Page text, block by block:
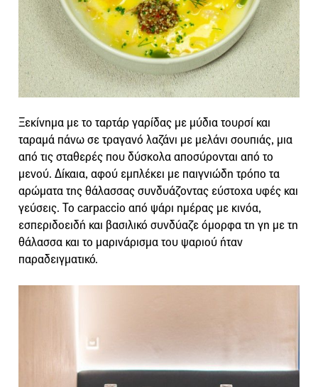
Ξεκίνημα με το ταρτάρ γαρίδας με μύδια τουρσί και
ταραμά πάνω σε τραγανό λαζάνι με μελάνι σουπιάς, μια
από τις σταθερές που δύσκολα αποσύρονται από το
μενού. Δίκαια, αφού εμπλέκει με παιγνιώδη τρόπο τα
αρώματα της θάλασσας συνδυάζοντας εύστοχα υφές και
γεύσεις. Το carpaccio από ψάρι ημέρας με κινόα,
εσπεριδοειδή και βασιλικό συνδύαζε όμορφα τη γη με τη
θάλασσα και το μαρινάρισμα του ψαριού ήταν
παραδειγματικό.